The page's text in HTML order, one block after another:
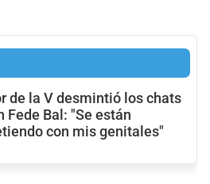
de la V desmintió los chats
Fede Bal: "Se están
con mis genitales"